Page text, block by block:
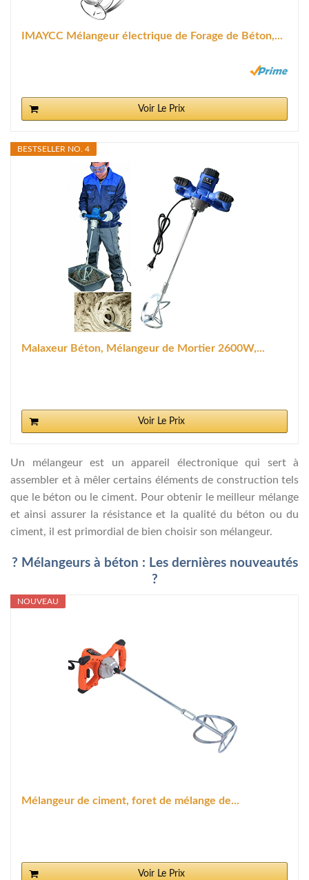
IMAYCC Mélangeur électrique de Forage de Béton,...
Voir Le Prix
BESTSELLER NO. 4
Malaxeur Béton, Mélangeur de Mortier 2600W,...
Voir Le Prix
Un mélangeur est un appareil électronique qui sert à
assembler et à mêler certains éléments de construction tels
que le béton ou le ciment. Pour obtenir le meilleur mélange
et ainsi assurer la résistance et la qualité du béton ou du
ciment, il est primordial de bien choisir son mélangeur.
? Mélangeurs à béton : Les dernières nouveautés
?
NOUVEAU
Mélangeur de ciment, foret de mélange de...
Voir Le Prix